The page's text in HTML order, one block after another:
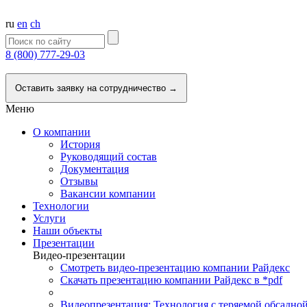
ru en ch
8 (800) 777-29-03
Оставить заявку на сотрудничество →
Меню
О компании
История
Руководящий состав
Документация
Отзывы
Вакансии компании
Технологии
Услуги
Наши объекты
Презентации
Видео-презентации
Смотреть видео-презентацию компании Райдекс
Скачать презентацию компании Райдекс в *pdf
Видеопрезентация: Технология с теряемой